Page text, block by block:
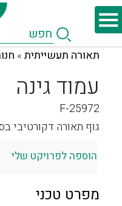
תאורה תעשייתית »
עמוד גינה
F-25972
גוף תאורה דקורטיבי
הוספה לפרויקט שלי
מפרט טכני